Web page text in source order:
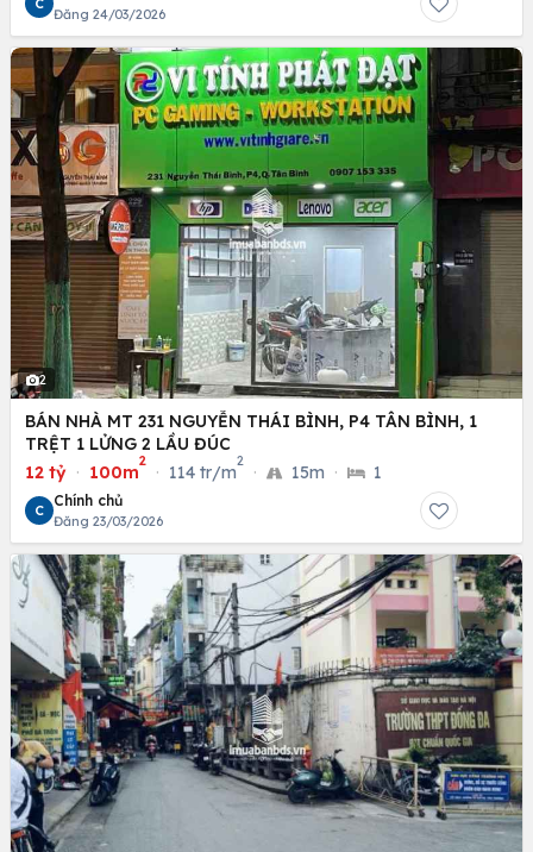
C
Đăng 24/03/2026
2
BÁN NHÀ MT 231 NGUYỄN THÁI BÌNH, P4 TÂN BÌNH, 1
TRỆT 1 LỬNG 2 LẦU ĐÚC
12 tỷ · 100m
2
· 114 tr/m
2
· 15m · 1
C
Chính chủ
Đăng 23/03/2026